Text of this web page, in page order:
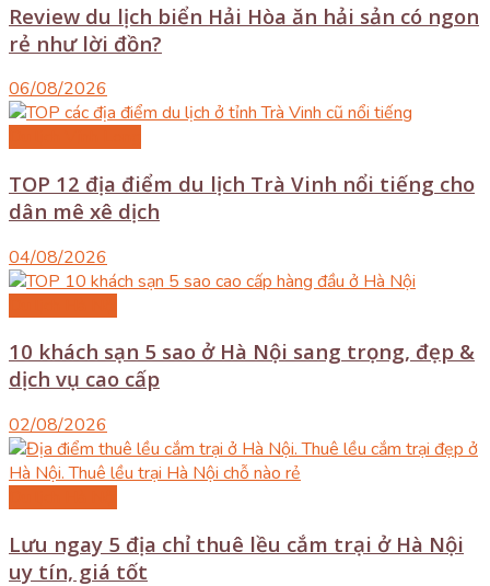
Review du lịch biển Hải Hòa ăn hải sản có ngon
rẻ như lời đồn?
06/08/2026
TOP 12 địa điểm du lịch Trà Vinh nổi tiếng cho
dân mê xê dịch
04/08/2026
10 khách sạn 5 sao ở Hà Nội sang trọng, đẹp &
dịch vụ cao cấp
02/08/2026
Lưu ngay 5 địa chỉ thuê lều cắm trại ở Hà Nội
uy tín, giá tốt